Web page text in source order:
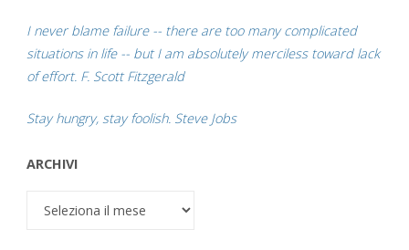
I never blame failure -- there are too many complicated
situations in life -- but I am absolutely merciless toward lack
of effort. F. Scott Fitzgerald
Stay hungry, stay foolish. Steve Jobs
ARCHIVI
Archivi